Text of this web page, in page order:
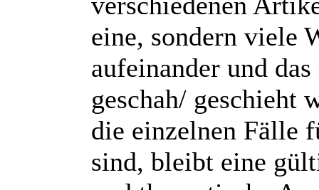
eine, sondern viele
aufeinander und
geschah/ geschieht
die einzelnen Fälle
sind, bleibt eine